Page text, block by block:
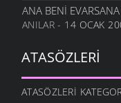
ANA BENI EVARSANA
ANILAR- 14 OCAK
FIKRALAR- 13 OCAK
HOTO EMİ
FIKRALAR- 12 OCAK
ATASÖZLERI
ATASÖZLERI